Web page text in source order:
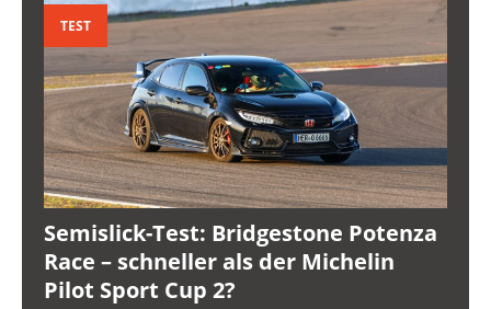
TEST
Semislick-Test: Bridgestone Potenza
Race – schneller als der Michelin
Pilot Sport Cup 2?